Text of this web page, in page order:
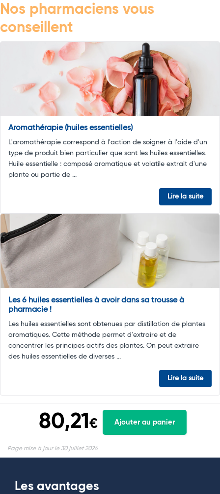
Nos pharmaciens vous
conseillent
Aromathérapie (huiles essentielles)
L'aromathérapie correspond à l'action de soigner à l'aide d'un
type de produit bien particulier que sont les huiles essentielles.
Huile essentielle : composé aromatique et volatile extrait d'une
plante ou partie de ...
Lire la suite
Les 6 huiles essentielles à avoir dans sa trousse à
pharmacie !
Les huiles essentielles sont obtenues par distillation de plantes
aromatiques. Cette méthode permet d'extraire et de
concentrer les principes actifs des plantes. On peut extraire
des huiles essentielles de diverses ...
Lire la suite
80,21€ Ajouter au panier
Page mise à jour le 30 juillet 2026
Les avantages